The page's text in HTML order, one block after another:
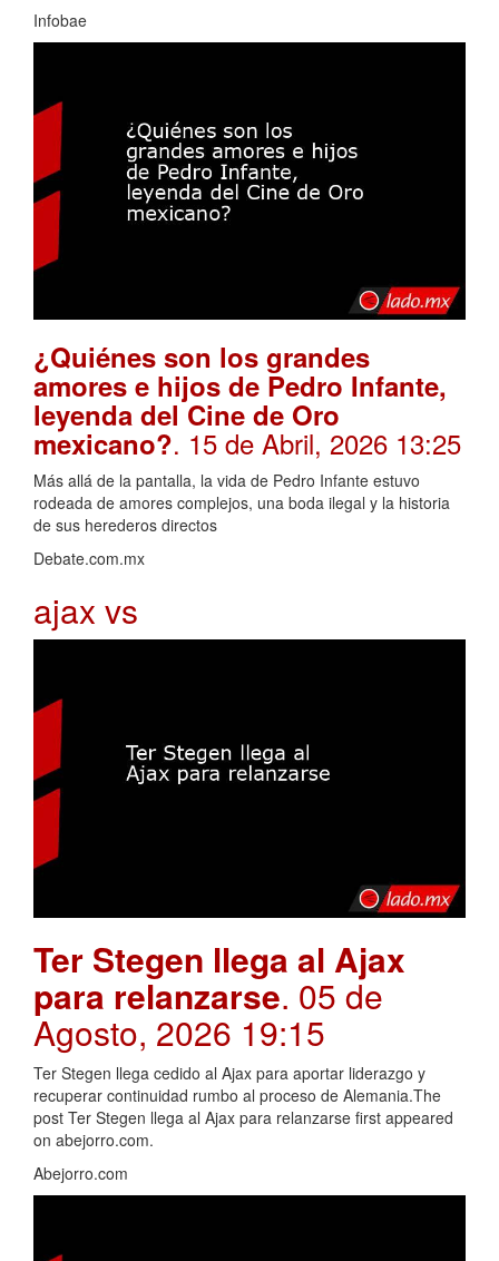
Infobae
¿Quiénes son los grandes
amores e hijos de Pedro Infante,
leyenda del Cine de Oro
mexicano?. 15 de Abril, 2026 13:25
Más allá de la pantalla, la vida de Pedro Infante estuvo
rodeada de amores complejos, una boda ilegal y la historia
de sus herederos directos
Debate.com.mx
ajax vs
Ter Stegen llega al Ajax
para relanzarse. 05 de
Agosto, 2026 19:15
Ter Stegen llega cedido al Ajax para aportar liderazgo y
recuperar continuidad rumbo al proceso de Alemania.The
post Ter Stegen llega al Ajax para relanzarse first appeared
on abejorro.com.
Abejorro.com